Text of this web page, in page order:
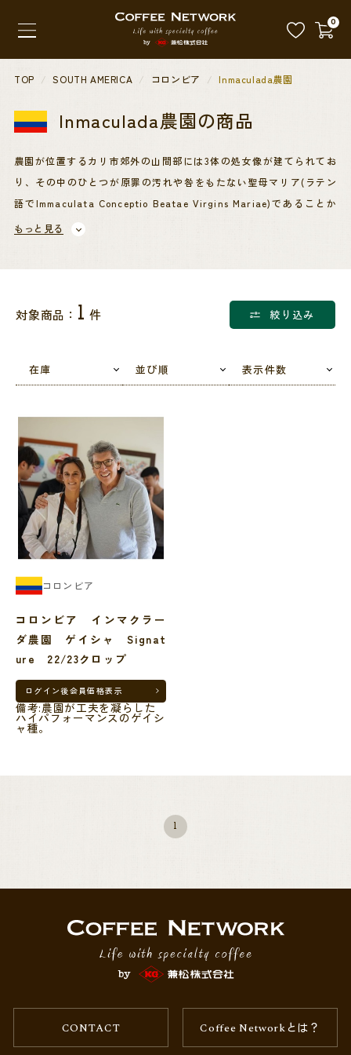
0
TOP SOUTH AMERICA コロンビア Inmaculada農園
Inmaculada農園の商品
農園が位置するカリ市郊外の山間部には3体の処女像が建てられてお
り、その中のひとつが原罪の汚れや咎をもたない聖母マリア(ラテン
語でImmaculata Conceptio Beatae Virgins Mariae)であることか
ら、神の恵みを受けた穢れのない純真無垢で誠実な農園でありたいと
画の総称ブランドとして掲げております。
営農を始めた当初は、1,650～1,750mの部分であるJardines(ハルジ
ネス)区画のみしか所有しておりませんでしたが、より良いコーヒー
クラーダ)区画とMonserrat(モンセラット)区画、そして最後に最高標
産区画を有しております。
コーヒー生産者としては新興農家であることから、自分たちだからこ
そ作りうる特徴的なコーヒーを目指し、初期のころから希少品種を実
験的に植え、生産から精選に至るまで、多くの工夫を行っておりま
す。
精選においては外部の知見も借り、世界で最初にカーボニックマセレ
ーションをコーヒーに取り入れたり、ウォッシュ主体のコロンビアで
前進的な意欲を見せます。
もっと見る
対象商品： 1 件 絞り込み
在庫 並び順 表示件数
コロンビア
コロンビア インマクラー
ダ農園 ゲイシャ Signat
ure 22/23クロップ
ログイン後会員価格表示
備考:農園が工夫を凝らした
ハイパフォーマンスのゲイシ
ャ種。
1
CONTACT Coffee Networkとは？